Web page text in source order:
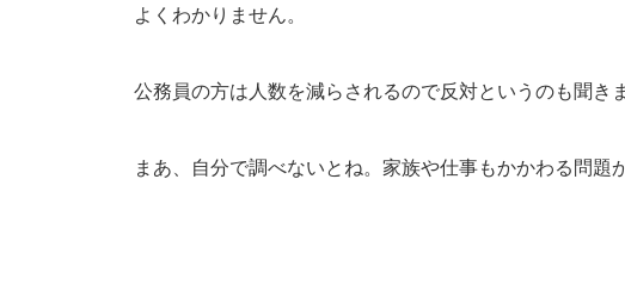
よくわかりません。
公務員の方は人数を減らされるので反対というのも聞き
まあ、自分で調べないとね。家族や仕事もかかわる問題